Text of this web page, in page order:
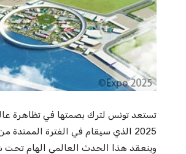
تستعد تونس لترك بصمتها في تظاهرة
وينعقد هذا الحدث العالمي الهام تحت